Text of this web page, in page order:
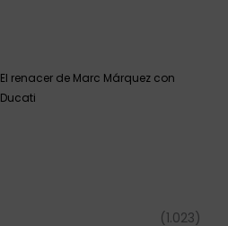
El renacer de Marc Márquez con
Ducati
(1.023)